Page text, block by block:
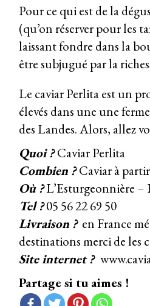
Pour ce qui est de la
(qu’on réserver pour les
laissant fondre dans la
être subjugué par la
Le caviar Perlita est un
élevés dans une une
des Landes. Alors, allez
Quoi ?Caviar Perlita
Combien ?Caviar à
Où ?L’Esturgeonnière –
Tel ?05 56 22 69 50
Livraison ?en France
destinations merci de les
Site internet ?
Partage si tu aimes !